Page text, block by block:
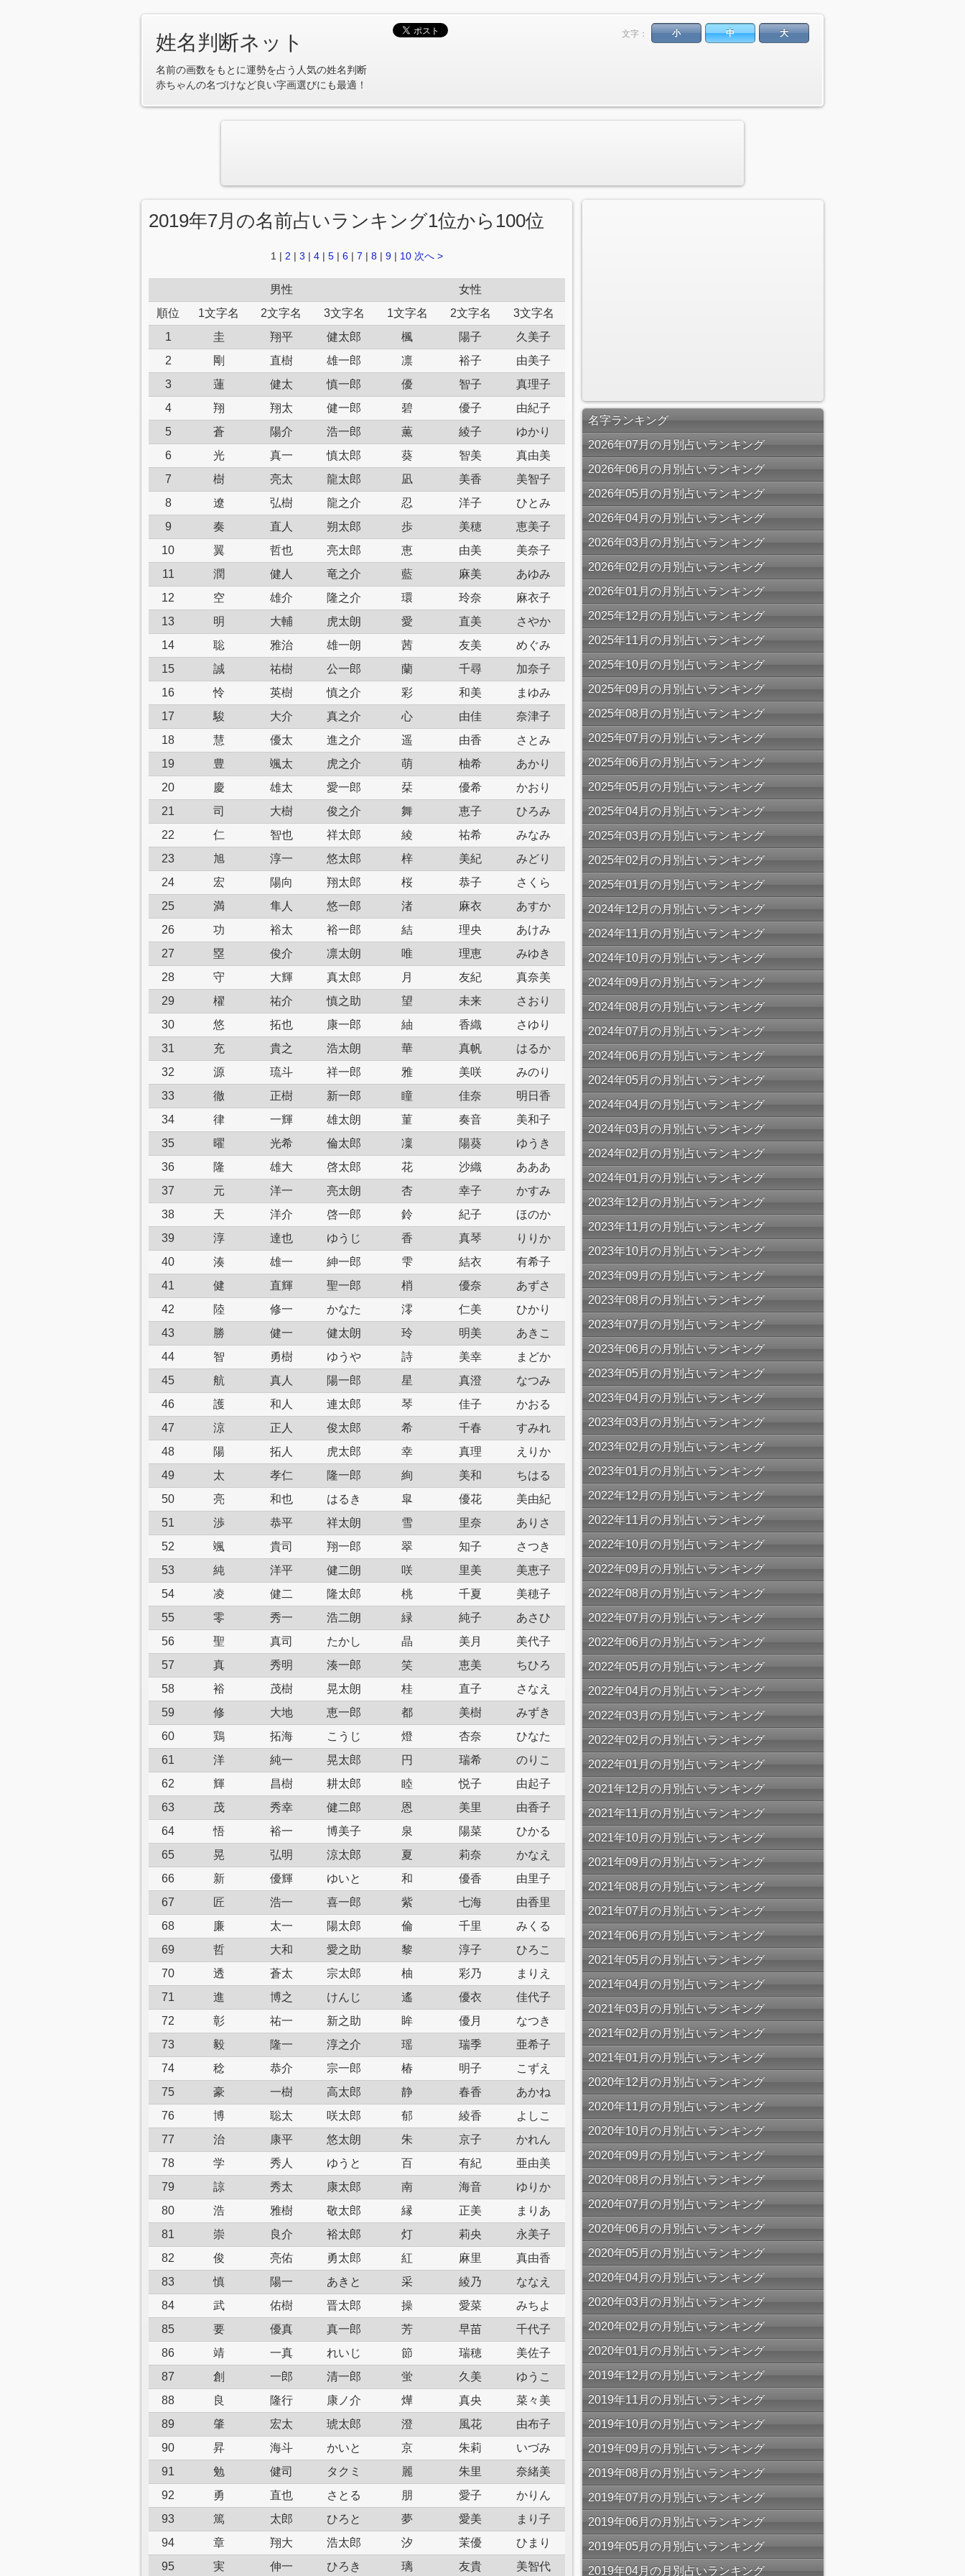
姓名判断ネット
名前の画数をもとに運勢を占う人気の姓名判断
赤ちゃんの名づけなど良い字画選びにも最適！
文字： 小 中 大
2019年7月の名前占いランキング1位から100位
1 | 2 | 3 | 4 | 5 | 6 | 7 | 8 | 9 | 10 次へ >
男性
女性
順位
1文字名 2文字名 3文字名 1文字名 2文字名
3文字名
1
圭 翔平 健太郎 楓 陽子
久美子
2
剛 直樹 雄一郎 凛 裕子
由美子
3
蓮 健太 慎一郎 優 智子
真理子
4
翔 翔太 健一郎 碧 優子
由紀子
5
蒼 陽介 浩一郎 薫 綾子
ゆかり
6
光 真一 慎太郎 葵 智美
真由美
7
樹 亮太 龍太郎 凪 美香
美智子
8
遼 弘樹 龍之介 忍 洋子
ひとみ
9
奏 直人 朔太郎 歩 美穂
恵美子
10
翼 哲也 亮太郎 恵 由美
美奈子
11
潤 健人 竜之介 藍 麻美
あゆみ
12
空 雄介 隆之介 環 玲奈
麻衣子
13
明 大輔 虎太朗 愛 直美
さやか
14
聡 雅治 雄一朗 茜 友美
めぐみ
15
誠 祐樹 公一郎 蘭 千尋
加奈子
16
怜 英樹 慎之介 彩 和美
まゆみ
17
駿 大介 真之介 心 由佳
奈津子
18
慧 優太 進之介 遥 由香
さとみ
19
豊 颯太 虎之介 萌 柚希
あかり
20
慶 雄太 愛一郎 栞 優希
かおり
21
司 大樹 俊之介 舞 恵子
ひろみ
22
仁 智也 祥太郎 綾 祐希
みなみ
23
旭 淳一 悠太郎 梓 美紀
みどり
24
宏 陽向 翔太郎 桜 恭子
さくら
25
満 隼人 悠一郎 渚 麻衣
あすか
26
功 裕太 裕一郎 結 理央
あけみ
27
塁 俊介 凛太朗 唯 理恵
みゆき
28
守 大輝 真太郎 月 友紀
真奈美
29
櫂 祐介 慎之助 望 未来
さおり
30
悠 拓也 康一郎 紬 香織
さゆり
31
充 貴之 浩太朗 華 真帆
はるか
32
源 琉斗 祥一郎 雅 美咲
みのり
33
徹 正樹 新一郎 瞳 佳奈
明日香
34
律 一輝 雄太朗 菫 奏音
美和子
35
曜 光希 倫太郎 凜 陽葵
ゆうき
36
隆 雄大 啓太郎 花 沙織
あああ
37
元 洋一 亮太朗 杏 幸子
かすみ
38
天 洋介 啓一郎 鈴 紀子
ほのか
39
淳 達也 ゆうじ 香 真琴
りりか
40
湊 雄一 紳一郎 雫 結衣
有希子
41
健 直輝 聖一郎 梢 優奈
あずさ
42
陸 修一 かなた 澪 仁美
ひかり
43
勝 健一 健太朗 玲 明美
あきこ
44
智 勇樹 ゆうや 詩 美幸
まどか
45
航 真人 陽一郎 星 真澄
なつみ
46
護 和人 連太郎 琴 佳子
かおる
47
涼 正人 俊太郎 希 千春
すみれ
48
陽 拓人 虎太郎 幸 真理
えりか
49
太 孝仁 隆一郎 絢 美和
ちはる
50
亮 和也 はるき 皐 優花
美由紀
51
渉 恭平 祥太朗 雪 里奈
ありさ
52
颯 貴司 翔一郎 翠 知子
さつき
53
純 洋平 健二朗 咲 里美
美恵子
54
凌 健二 隆太郎 桃 千夏
美穂子
55
零 秀一 浩二朗 緑 純子
あさひ
56
聖 真司 たかし 晶 美月
美代子
57
真 秀明 湊一郎 笑 恵美
ちひろ
58
裕 茂樹 晃太朗 桂 直子
さなえ
59
修 大地 恵一郎 都 美樹
みずき
60
鶏 拓海 こうじ 燈 杏奈
ひなた
61
洋 純一 晃太郎 円 瑞希
のりこ
62
輝 昌樹 耕太郎 睦 悦子
由起子
63
茂 秀幸 健二郎 恩 美里
由香子
64
悟 裕一 博美子 泉 陽菜
ひかる
65
晃 弘明 涼太郎 夏 莉奈
かなえ
66
新 優輝 ゆいと 和 優香
由里子
67
匠 浩一 喜一郎 紫 七海
由香里
68
廉 太一 陽太郎 倫 千里
みくる
69
哲 大和 愛之助 黎 淳子
ひろこ
70
透 蒼太 宗太郎 柚 彩乃
まりえ
71
進 博之 けんじ 遙 優衣
佳代子
72
彰 祐一 新之助 眸 優月
なつき
73
毅 隆一 淳之介 瑶 瑞季
亜希子
74
稔 恭介 宗一郎 椿 明子
こずえ
75
豪 一樹 高太郎 静 春香
あかね
76
博 聡太 咲太郎 郁 綾香
よしこ
77
治 康平 悠太朗 朱 京子
かれん
78
学 秀人 ゆうと 百 有紀
亜由美
79
諒 秀太 康太郎 南 海音
ゆりか
80
浩 雅樹 敬太郎 縁 正美
まりあ
81
崇 良介 裕太郎 灯 莉央
永美子
82
俊 亮佑 勇太郎 紅 麻里
真由香
83
慎 陽一 あきと 采 綾乃
ななえ
84
武 佑樹 晋太郎 操 愛菜
みちよ
85
要 優真 真一郎 芳 早苗
千代子
86
靖 一真 れいじ 節 瑞穂
美佐子
87
創 一郎 清一郎 蛍 久美
ゆうこ
88
良 隆行 康ノ介 燁 真央
菜々美
89
肇 宏太 琥太郎 澄 風花
由布子
90
昇 海斗 かいと 京 朱莉
いづみ
91
勉 健司 タクミ 麗 朱里
奈緒美
92
勇 直也 さとる 朋 愛子
かりん
93
篤 太郎 ひろと 夢 愛美
まり子
94
章 翔大 浩太郎 汐 茉優
ひまり
95
実 伸一 ひろき 璃 友貴 美智代
名字ランキング
2026年07月の月別占いランキング
2026年06月の月別占いランキング
2026年05月の月別占いランキング
2026年04月の月別占いランキング
2026年03月の月別占いランキング
2026年02月の月別占いランキング
2026年01月の月別占いランキング
2025年12月の月別占いランキング
2025年11月の月別占いランキング
2025年10月の月別占いランキング
2025年09月の月別占いランキング
2025年08月の月別占いランキング
2025年07月の月別占いランキング
2025年06月の月別占いランキング
2025年05月の月別占いランキング
2025年04月の月別占いランキング
2025年03月の月別占いランキング
2025年02月の月別占いランキング
2025年01月の月別占いランキング
2024年12月の月別占いランキング
2024年11月の月別占いランキング
2024年10月の月別占いランキング
2024年09月の月別占いランキング
2024年08月の月別占いランキング
2024年07月の月別占いランキング
2024年06月の月別占いランキング
2024年05月の月別占いランキング
2024年04月の月別占いランキング
2024年03月の月別占いランキング
2024年02月の月別占いランキング
2024年01月の月別占いランキング
2023年12月の月別占いランキング
2023年11月の月別占いランキング
2023年10月の月別占いランキング
2023年09月の月別占いランキング
2023年08月の月別占いランキング
2023年07月の月別占いランキング
2023年06月の月別占いランキング
2023年05月の月別占いランキング
2023年04月の月別占いランキング
2023年03月の月別占いランキング
2023年02月の月別占いランキング
2023年01月の月別占いランキング
2022年12月の月別占いランキング
2022年11月の月別占いランキング
2022年10月の月別占いランキング
2022年09月の月別占いランキング
2022年08月の月別占いランキング
2022年07月の月別占いランキング
2022年06月の月別占いランキング
2022年05月の月別占いランキング
2022年04月の月別占いランキング
2022年03月の月別占いランキング
2022年02月の月別占いランキング
2022年01月の月別占いランキング
2021年12月の月別占いランキング
2021年11月の月別占いランキング
2021年10月の月別占いランキング
2021年09月の月別占いランキング
2021年08月の月別占いランキング
2021年07月の月別占いランキング
2021年06月の月別占いランキング
2021年05月の月別占いランキング
2021年04月の月別占いランキング
2021年03月の月別占いランキング
2021年02月の月別占いランキング
2021年01月の月別占いランキング
2020年12月の月別占いランキング
2020年11月の月別占いランキング
2020年10月の月別占いランキング
2020年09月の月別占いランキング
2020年08月の月別占いランキング
2020年07月の月別占いランキング
2020年06月の月別占いランキング
2020年05月の月別占いランキング
2020年04月の月別占いランキング
2020年03月の月別占いランキング
2020年02月の月別占いランキング
2020年01月の月別占いランキング
2019年12月の月別占いランキング
2019年11月の月別占いランキング
2019年10月の月別占いランキング
2019年09月の月別占いランキング
2019年08月の月別占いランキング
2019年07月の月別占いランキング
2019年06月の月別占いランキング
2019年05月の月別占いランキング
2019年04月の月別占いランキング